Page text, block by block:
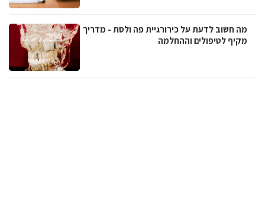
מה חשוב לדעת על כירורגיית פה ולסת - מדריך
מקיף לטיפולים וההחלמה